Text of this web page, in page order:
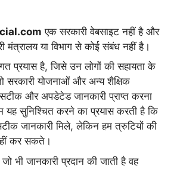
एक सरकारी वेबसाइट नहीं है और
मंत्रालय या विभाग से कोई संबंध नहीं है।
प्रयास है, जिसे उन लोगों की सहायता के
सरकारी योजनाओं और अन्य शैक्षिक
और अपडेटेड जानकारी प्राप्त करना
यह सुनिश्चित करने का प्रयास करती है कि
जानकारी मिले, लेकिन हम त्रुटियों की
कर सकते।
जो भी जानकारी प्रदान की जाती है वह